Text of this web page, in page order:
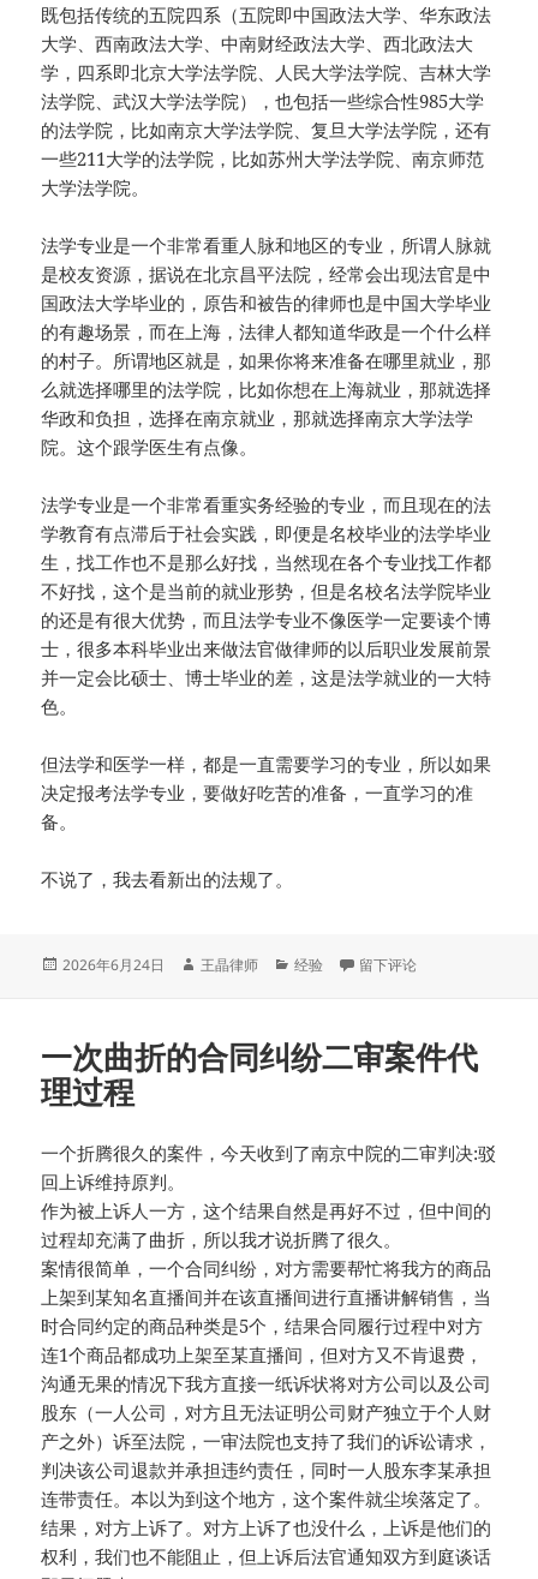
既包括传统的五院四系（五院即中国政法大学、华东政法
大学、西南政法大学、中南财经政法大学、西北政法大
学，四系即北京大学法学院、人民大学法学院、吉林大学
法学院、武汉大学法学院），也包括一些综合性985大学
的法学院，比如南京大学法学院、复旦大学法学院，还有
一些211大学的法学院，比如苏州大学法学院、南京师范
大学法学院。
法学专业是一个非常看重人脉和地区的专业，所谓人脉就
是校友资源，据说在北京昌平法院，经常会出现法官是中
国政法大学毕业的，原告和被告的律师也是中国大学毕业
的有趣场景，而在上海，法律人都知道华政是一个什么样
的村子。所谓地区就是，如果你将来准备在哪里就业，那
么就选择哪里的法学院，比如你想在上海就业，那就选择
华政和负担，选择在南京就业，那就选择南京大学法学
院。这个跟学医生有点像。
法学专业是一个非常看重实务经验的专业，而且现在的法
学教育有点滞后于社会实践，即便是名校毕业的法学毕业
生，找工作也不是那么好找，当然现在各个专业找工作都
不好找，这个是当前的就业形势，但是名校名法学院毕业
的还是有很大优势，而且法学专业不像医学一定要读个博
士，很多本科毕业出来做法官做律师的以后职业发展前景
并一定会比硕士、博士毕业的差，这是法学就业的一大特
色。
但法学和医学一样，都是一直需要学习的专业，所以如果
决定报考法学专业，要做好吃苦的准备，一直学习的准
备。
不说了，我去看新出的法规了。
发
2026年6月24日
作
王晶律师
分
经验 于法学专业该如何填报，
留下评论
一次曲折的合同纠纷二审案件代
理过程
一个折腾很久的案件，今天收到了南京中院的二审判决:驳
回上诉维持原判。
作为被上诉人一方，这个结果自然是再好不过，但中间的
过程却充满了曲折，所以我才说折腾了很久。
案情很简单，一个合同纠纷，对方需要帮忙将我方的商品
上架到某知名直播间并在该直播间进行直播讲解销售，当
时合同约定的商品种类是5个，结果合同履行过程中对方
连1个商品都成功上架至某直播间，但对方又不肯退费，
沟通无果的情况下我方直接一纸诉状将对方公司以及公司
股东（一人公司，对方且无法证明公司财产独立于个人财
产之外）诉至法院，一审法院也支持了我们的诉讼请求，
判决该公司退款并承担违约责任，同时一人股东李某承担
连带责任。本以为到这个地方，这个案件就尘埃落定了。
结果，对方上诉了。对方上诉了也没什么，上诉是他们的
权利，我们也不能阻止，但上诉后法官通知双方到庭谈话